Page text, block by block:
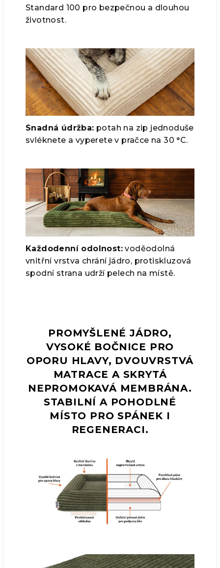
Standard 100 pro bezpečnou a dlouhou
životnost.
Snadná údržba: potah na zip jednoduše
svléknete a vyperete v pračce na 30 °C.
Každodenní odolnost: voděodolná
vnitřní vrstva chrání jádro, protiskluzová
spodní strana udrží pelech na místě.
PROMYŠLENÉ JÁDRO,
VYSOKÉ BOČNICE PRO
OPORU HLAVY, DVOUVRSTVÁ
MATRACE A SKRYTÁ
NEPROMOKAVÁ MEMBRÁNA.
STABILNÍ A POHODLNÉ
MÍSTO PRO SPÁNEK I
REGENERACI.